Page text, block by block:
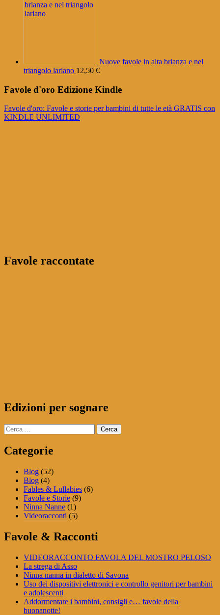
originaleattuale
Nuove favole in alta brianza e nel
triangolo lariano 12,50 €
Favole d'oro Edizione Kindle
Favole d'oro: Favole e storie per bambini di tutte le età GRATIS con
KINDLE UNLIMITED
Favole raccontate
Edizioni per sognare
Ricerca
per:
Categorie
Blog (52)
Blog (4)
Fables & Lullabies (6)
Favole e Storie (9)
Ninna Nanne (1)
Videoracconti (5)
Favole & Racconti
VIDEORACCONTO FAVOLA DEL MOSTRO PELOSO
La strega di Asso
Ninna nanna in dialetto di Savona
Uso dei dispositivi elettronici e controllo genitori per bambini
e adolescenti
Addormentare i bambini, consigli e… favole della
buonanotte!